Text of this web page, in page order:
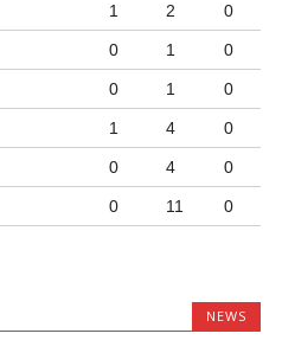
1 2 0
0 1 0
0 1 0
1 4 0
0 4 0
0 11 0
NEWS